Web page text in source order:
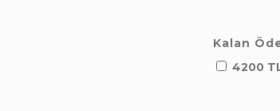
Kalan
4200